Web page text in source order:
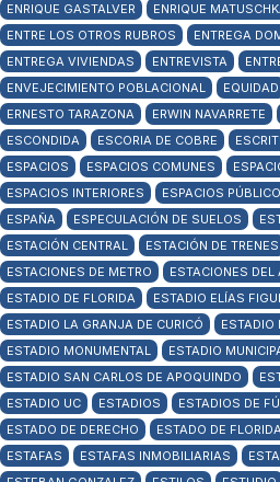
ENRIQUE GASTALVER
ENRIQUE
ENTRE LOS OTROS RUBROS
ENTREGA
ENTREGA VIVIENDAS
ENTREVISTA
ENVEJECIMIENTO POBLACIONAL
EQUIDAD
ERNESTO TARAZONA
ERWIN NAVARRETE
ESCONDIDA
ESCORIA DE COBRE
ESPACIOS
ESPACIOS COMUNES
ESPACIOS INTERIORES
ESPACIOS
ESPAÑA
ESPECULACIÓN DE SUELOS
ESTACIÓN CENTRAL
ESTACIÓN DE TRENES
ESTACIONES DE METRO
ESTACIONES DEL
ESTADIO DE FLORIDA
ESTADIO ELÍAS
ESTADIO LA GRANJA DE CURICÓ
ESTADIO
ESTADIO MONUMENTAL
ESTADIO
ESTADIO SAN CARLOS DE APOQUINDO
ESTADIO UC
ESTADIOS ESTADIOS DE
ESTADO DE DERECHO
ESTADO DE
ESTAFAS
ESTAFAS INMOBILIARIAS